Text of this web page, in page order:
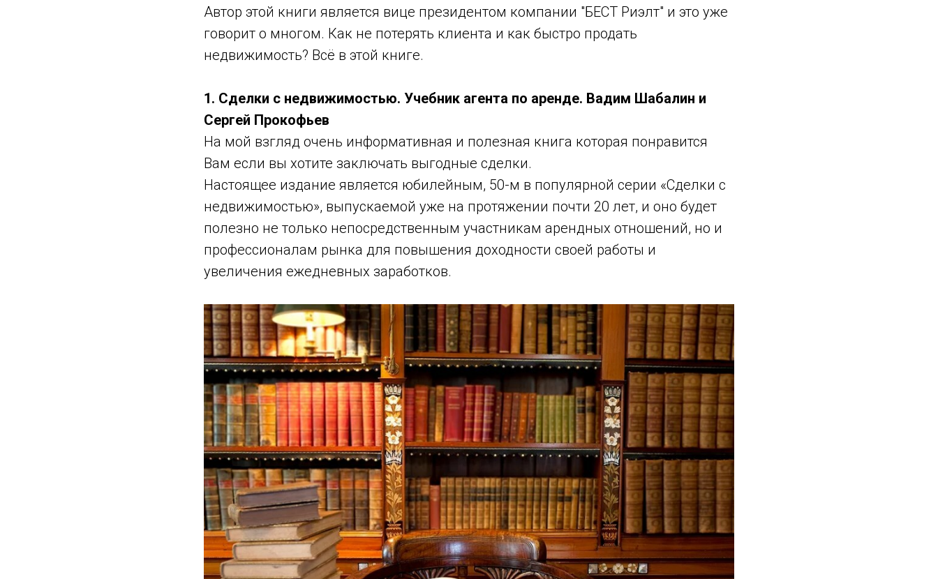
Автор этой книги является вице президентом компании "БЕСТ Риэлт" и это уже
говорит о многом. Как не потерять клиента и как быстро продать
недвижимость? Всё в этой книге.
1. Сделки с недвижимостью. Учебник агента по аренде. Вадим Шабалин и
Сергей Прокофьев
На мой взгляд очень информативная и полезная книга которая понравится
Вам если вы хотите заключать выгодные сделки.
Настоящее издание является юбилейным, 50-м в популярной серии «Сделки с
недвижимостью», выпускаемой уже на протяжении почти 20 лет, и оно будет
полезно не только непосредственным участникам арендных отношений, но и
профессионалам рынка для повышения доходности своей работы и
увеличения ежедневных заработков.